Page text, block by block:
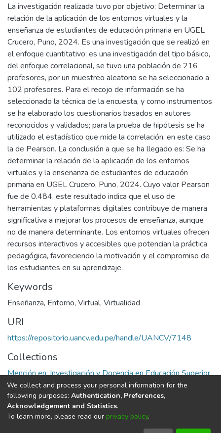
La investigación realizada tuvo por objetivo: Determinar la
relación de la aplicación de los entornos virtuales y la
enseñanza de estudiantes de educación primaria en UGEL
Crucero, Puno, 2024. Es una investigación que se realizó en
el enfoque cuantitativo; es una investigación del tipo básico,
del enfoque correlacional, se tuvo una población de 216
profesores, por un muestreo aleatorio se ha seleccionado a
102 profesores. Para el recojo de información se ha
seleccionado la técnica de la encuesta, y como instrumentos
se ha elaborado los cuestionarios basados en autores
reconocidos y validados; para la prueba de hipótesis se ha
utilizado el estadístico que mide la correlación, en este caso
la de Pearson. La conclusión a que se ha llegado es: Se ha
determinar la relación de la aplicación de los entornos
virtuales y la enseñanza de estudiantes de educación
primaria en UGEL Crucero, Puno, 2024. Cuyo valor Pearson
fue de 0.484, este resultado indica que el uso de
herramientas y plataformas digitales contribuye de manera
significativa a mejorar los procesos de enseñanza, aunque
no de manera determinante. Los entornos virtuales ofrecen
recursos interactivos y accesibles que potencian la práctica
pedagógica, favoreciendo la motivación y el compromiso de
los estudiantes en su aprendizaje.
Keywords
Enseñanza, Entorno, Virtual, Virtualidad
URI
https://repositorio.uancv.edu.pe/handle/UANCV/7148
Collections
Mención en: Investigación y Docencia en Educación Superior
Full item page
DSpace softwarecopyright © 2002-2026
We collect and process your personal information for the
following purposes: Authentication, Preferences,
Acknowledgement and Statistics.
To learn more, please read our privacy policy.